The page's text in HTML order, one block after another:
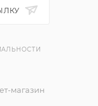
магазин